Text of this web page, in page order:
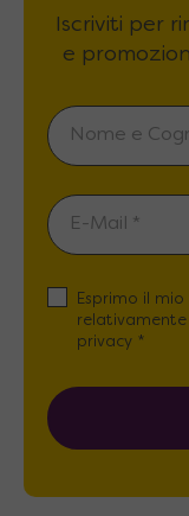
Iscriviti per
e
Esprimo il
relativamente
privacy *